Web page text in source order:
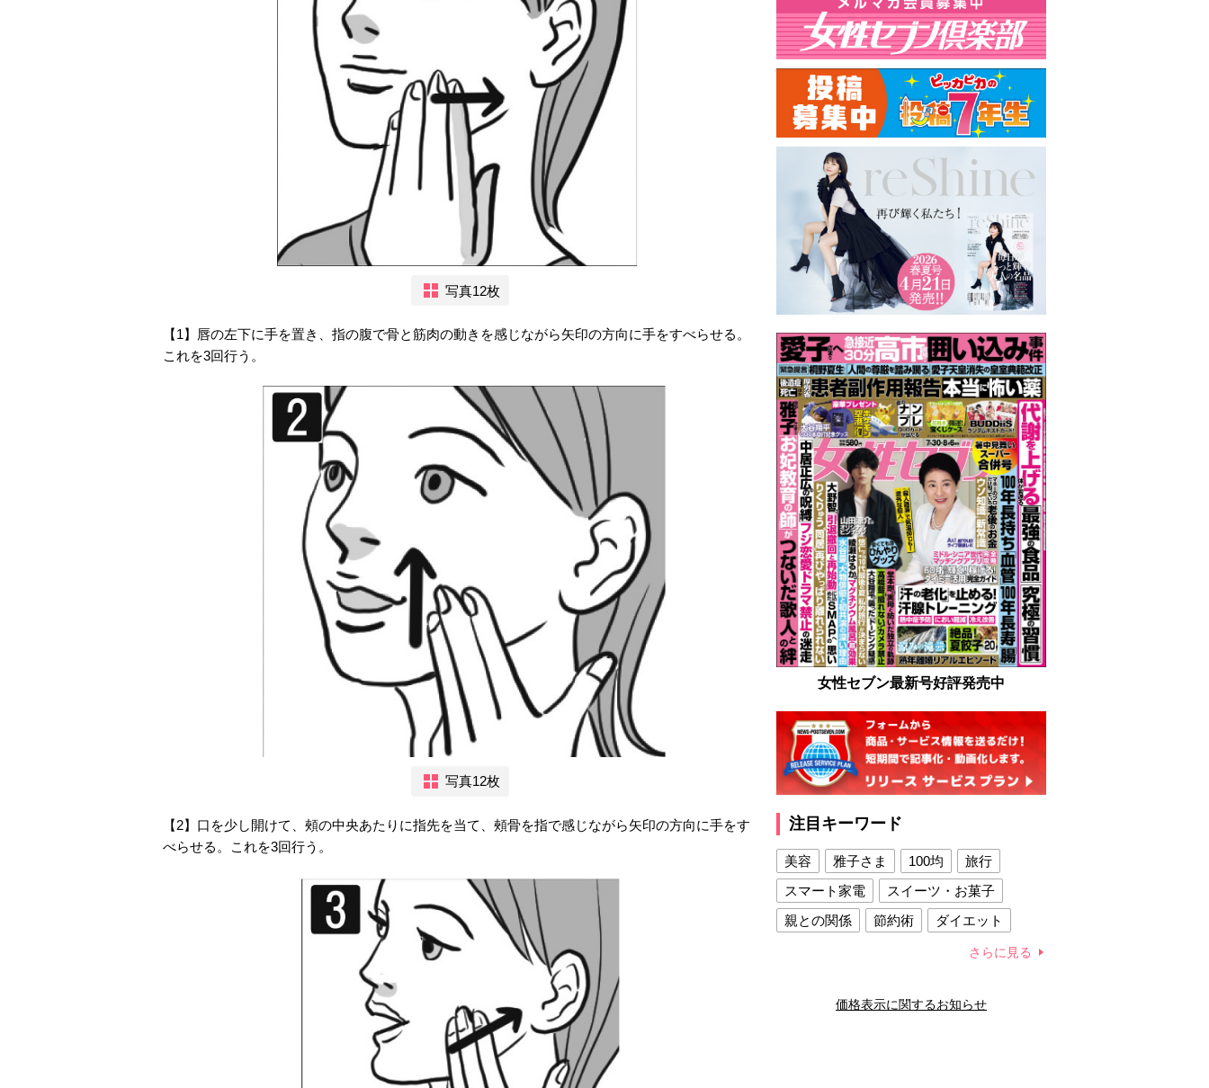
写真12枚
【1】唇の左下に手を置き、指の腹で骨と筋肉の動きを感じながら矢印の方向に手をすべらせる。
これを3回行う。
写真12枚
【2】口を少し開けて、頰の中央あたりに指先を当て、頰骨を指で感じながら矢印の方向に手をす
べらせる。これを3回行う。
女性セブン最新号好評発売中
注目キーワード
美容 雅子さま 100均
旅行
スマート家電
スイーツ・お菓子
親との関係
節約術
ダイエット
夫との関係
新津春子 どか食い
さらに見る
価格表示に関するお知らせ